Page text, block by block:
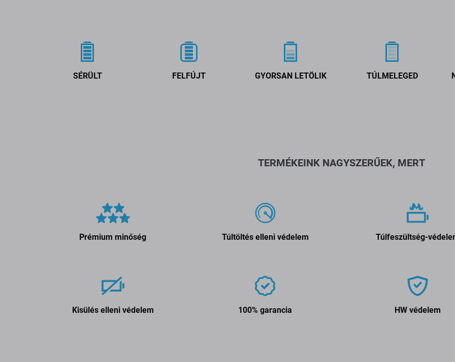
SÉRÜLT FELFÚJT GYORSAN LETÖLIK TÚLMELEGED
TERMÉKEINK NAGYSZERŰEK, MERT
Prémium minőség Túltöltés elleni védelem Túlfeszültség-
Kisülés elleni védelem 100% garancia HW védelem